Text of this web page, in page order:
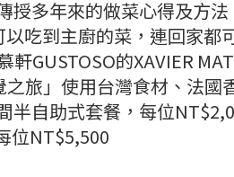
授多年來的做菜心得及方法
吃到主廚的菜，連回家都
GUSTOSO的XAVIER
旅」使用台灣食材、法國
半自助式套餐，每位
位NT$5,500